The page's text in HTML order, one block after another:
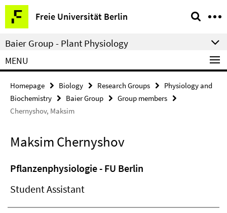
Springe
direkt
zu
Inhalt
Freie Universität Berlin
Service
Navigation
Baier Group - Plant Physiology
MENU
Homepage Biology Research Groups
Physiology and
Biochemistry
Baier Group
Group members
Chernyshov, Maksim
Maksim Chernyshov
Pflanzenphysiologie - FU Berlin
Student Assistant